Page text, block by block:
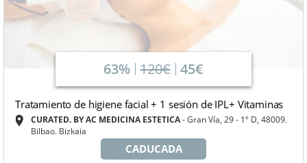
63% 120€ 45€
Tratamiento de higiene facial + 1 sesión de IPL+ Vitaminas
CURATED. BY AC MEDICINA ESTETICA Gran Vía, 29 - 1º D, 48009.
Bilbao. Bizkaia
CADUCADA